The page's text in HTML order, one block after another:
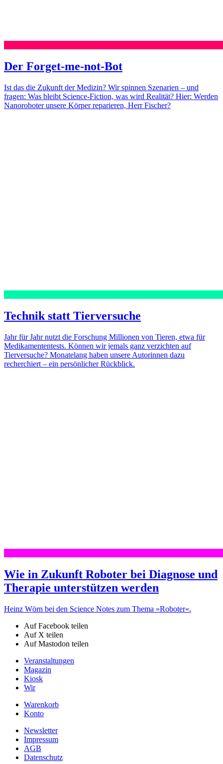
Der Forget-me-not-Bot
Ist das die Zukunft der Medizin? Wir spinnen Szenarien – und
fragen: Was bleibt Science-Fiction, was wird Realität? Hier: Werden
Nanoroboter unsere Körper reparieren, Herr Fischer?
Technik statt Tierversuche
Jahr für Jahr nutzt die Forschung Millionen von Tieren, etwa für
Medikamententests. Können wir jemals ganz verzichten auf
Tierversuche? Monatelang haben unsere Autorinnen dazu
recherchiert – ein persönlicher Rückblick.
Wie in Zukunft Roboter bei Diagnose und
Therapie unterstützen werden
Heinz Wörn bei den Science Notes zum Thema »Roboter«.
Auf Facebook teilen
Auf X teilen
Auf Mastodon teilen
Veranstaltungen
Magazin
Kiosk
Wir
Warenkorb
Konto
Newsletter
Impressum
AGB
Datenschutz